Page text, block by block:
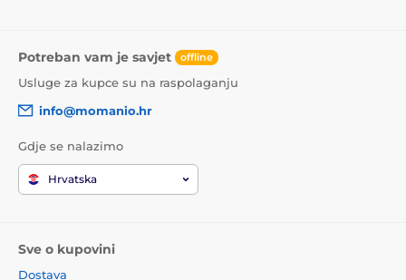
Potreban vam je savjet offline
Usluge za kupce su na raspolaganju
info@momanio.hr
Gdje se nalazimo
Hrvatska
Sve o kupovini
Dostava